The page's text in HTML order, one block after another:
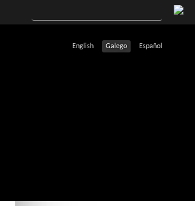
Español
Galego
English